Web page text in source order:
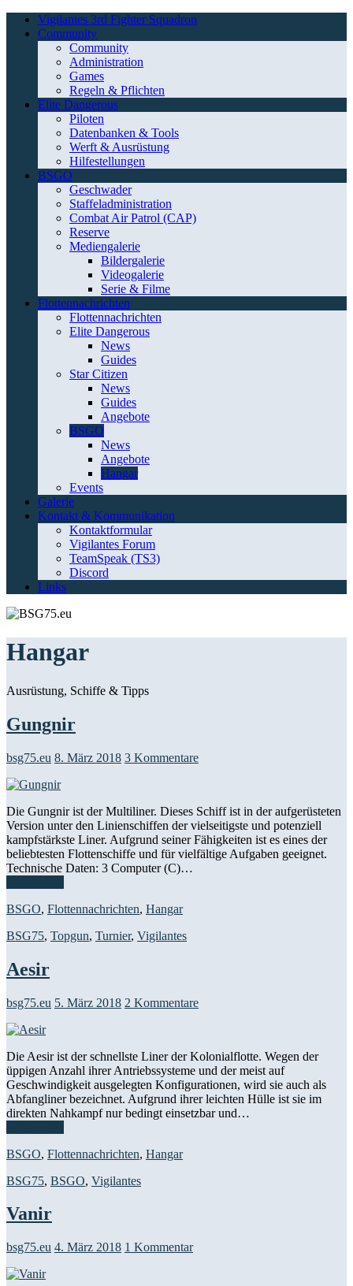
Vigilantes 3rd Fighter Squadron
Community
Community
Administration
Games
Regeln & Pflichten
Elite Dangerous
Piloten
Datenbanken & Tools
Werft & Ausrüstung
Hilfestellungen
BSGO
Geschwader
Staffeladministration
Combat Air Patrol (CAP)
Reserve
Mediengalerie
Bildergalerie
Videogalerie
Serie & Filme
Flottennachrichten
Flottennachrichten
Elite Dangerous
News
Guides
Star Citizen
News
Guides
Angebote
BSGO
News
Angebote
Hangar
Events
Galerie
Kontakt & Kommunikation
Kontaktformular
Vigilantes Forum
TeamSpeak (TS3)
Discord
Links
Hangar
Ausrüstung, Schiffe & Tipps
Gungnir
bsg75.eu 8. März 2018 3 Kommentare
Die Gungnir ist der Multiliner. Dieses Schiff ist in der aufgerüsteten
Version unter den Linienschiffen der vielseitigste und potenziell
kampfstärkste Liner. Aufgrund seiner Fähigkeiten ist es eines der
beliebtesten Flottenschiffe und für vielfältige Aufgaben geeignet.
Technische Daten: 3 Computer (C)…
BSGO, Flottennachrichten, Hangar
BSG75, Topgun, Turnier, Vigilantes
Aesir
bsg75.eu 5. März 2018 2 Kommentare
Die Aesir ist der schnellste Liner der Kolonialflotte. Wegen der
üppigen Anzahl ihrer Antriebssysteme und der meist auf
Geschwindigkeit ausgelegten Konfigurationen, wird sie auch als
Abfangliner bezeichnet. Aufgrund ihrer leichten Hülle ist sie im
direkten Nahkampf nur bedingt einsetzbar und…
BSGO, Flottennachrichten, Hangar
BSG75, BSGO, Vigilantes
Vanir
bsg75.eu 4. März 2018 1 Kommentar